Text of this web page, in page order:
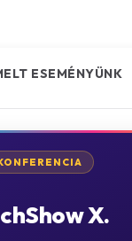
ESEMÉNYÜNK
X.